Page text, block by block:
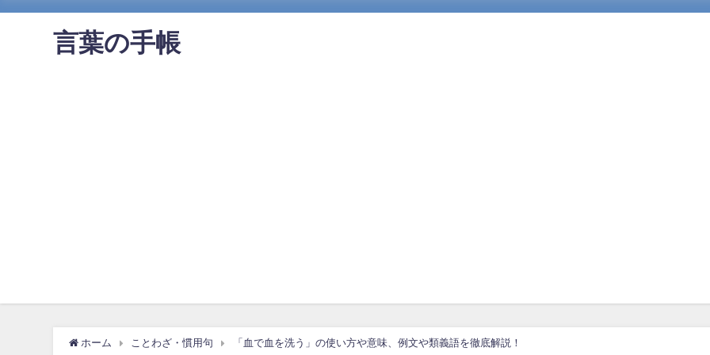
言葉の手帳
ホーム ことわざ・慣用句 「血で血を洗う」の使い方や意味、例文や類義語を徹底解説！